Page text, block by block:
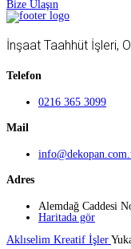
Bize Ulaşın
İnşaat Taahhüt İşleri,
Telefon
0216 365 3099
Mail
Adres
Alemdağ Caddesi
Haritada gör
Aklıselim Kreatif İşler